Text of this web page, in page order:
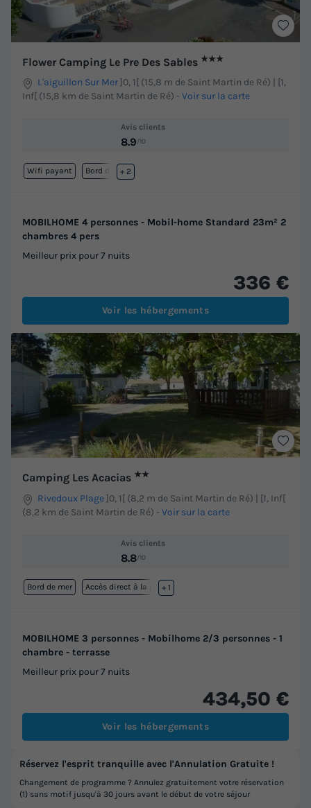
Flower Camping Le Pre Des Sables ★★★
L'aiguillon Sur Mer]0, 1[ (15,8 m de Saint Martin de Ré) | [1,
Inf[ (15,8 km de Saint Martin de Ré) - Voir sur la carte
Avis clients
8.9/10
Wifi payant Bord de mer
+ 2
MOBILHOME 4 personnes - Mobil-home Standard 23m² 2
chambres 4 pers
Meilleur prix pour 7 nuits
336 €
Voir les hébergements
Camping Les Acacias ★★
Rivedoux Plage]0, 1[ (8,2 m de Saint Martin de Ré) | [1, Inf[
(8,2 km de Saint Martin de Ré) - Voir sur la carte
Avis clients
8.8/10
Bord de mer Accès direct à la plage
+ 1
MOBILHOME 3 personnes - Mobilhome 2/3 personnes - 1
chambre - terrasse
Meilleur prix pour 7 nuits
434,50 €
Voir les hébergements
Réservez l'esprit tranquille avec l'Annulation Gratuite !
Changement de programme ? Annulez gratuitement votre réservation
(1) sans motif jusqu'à 30 jours avant le début de votre séjour